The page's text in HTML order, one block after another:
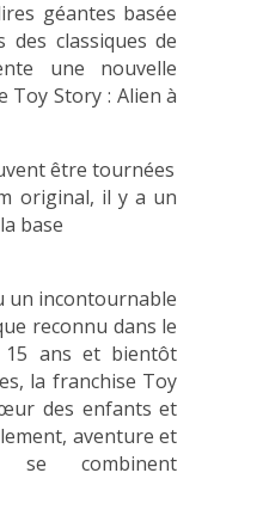
géantes basée
des classiques de
une nouvelle
Toy Story : Alien à
être tournées
original, il y a un
base
un incontournable
reconnu dans le
15 ans et bientôt
la franchise Toy
des enfants et
aventure et
se combinent